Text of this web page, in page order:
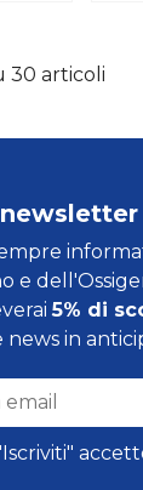
30 articoli
e
5% di
in